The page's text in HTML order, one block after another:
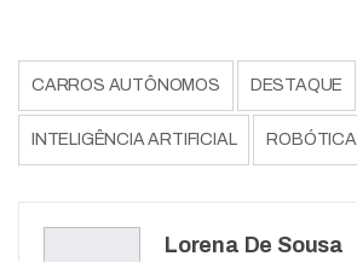
CARROS AUTÔNOMOS DESTAQUE
INTELIGÊNCIA ARTIFICIAL ROBÓTICA
Lorena De Sousa